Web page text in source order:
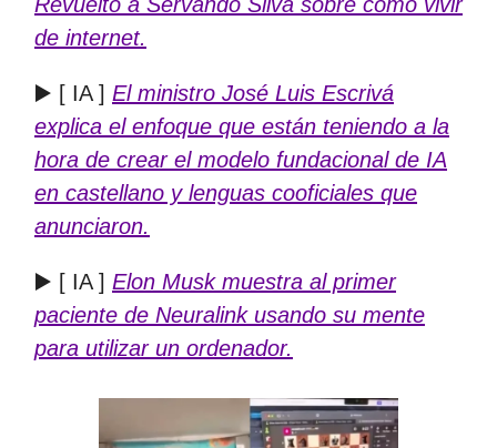
de internet.
▶️ [ IA ] El ministro José Luis Escrivá
explica el enfoque que están teniendo a la
hora de crear el modelo fundacional de IA
en castellano y lenguas cooficiales que
anunciaron.
▶️ [ IA ] Elon Musk muestra al primer
paciente de Neuralink usando su mente
para utilizar un ordenador.